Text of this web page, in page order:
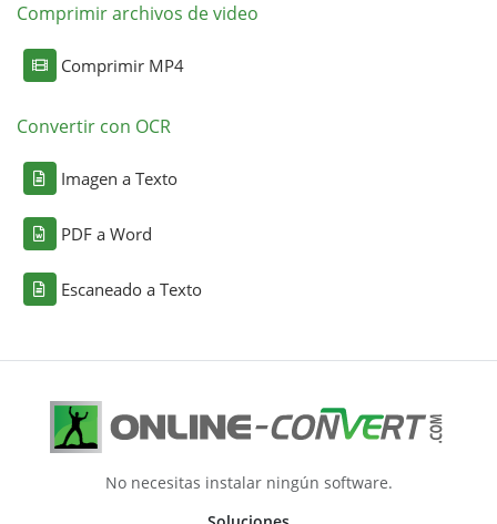
Comprimir archivos de video
Comprimir MP4
Convertir con OCR
Imagen a Texto
PDF a Word
Escaneado a Texto
No necesitas instalar ningún software.